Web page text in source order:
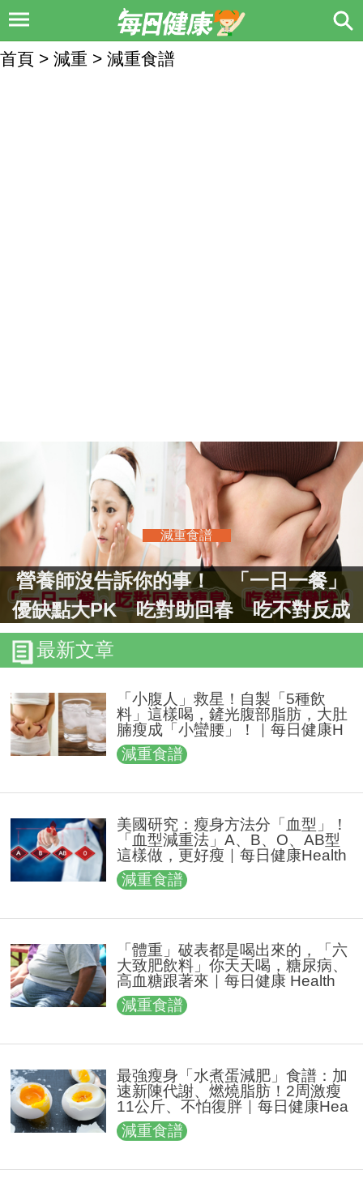
首頁 > 減重 > 減重食譜
減重食譜
營養師沒告訴你的事！ 「一日一餐」
優缺點大PK 吃對助回春 吃不對反成
易胖體質！
最新文章
「小腹人」救星！自製「5種飲
料」這樣喝，鏟光腹部脂肪，大肚
腩瘦成「小蠻腰」！｜每日健康H
ealth
減重食譜
美國研究：瘦身方法分「血型」！
「血型減重法」A、B、O、AB型
這樣做，更好瘦｜每日健康Health
減重食譜
「體重」破表都是喝出來的，「六
大致肥飲料」你天天喝，糖尿病、
高血糖跟著來｜每日健康 Health
減重食譜
最強瘦身「水煮蛋減肥」食譜：加
速新陳代謝、燃燒脂肪！2周激瘦
11公斤、不怕復胖｜每日健康Hea
lth
減重食譜